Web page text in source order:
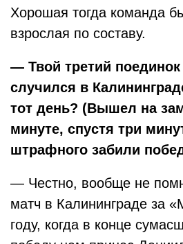
Хорошая тогда команда
взрослая по составу.
— Твой третий
случился в
тот день? (Вышел на
минуте, спустя три
штрафного забили
— Честно, вообще не
матч в Калининграде за
году, когда в конце